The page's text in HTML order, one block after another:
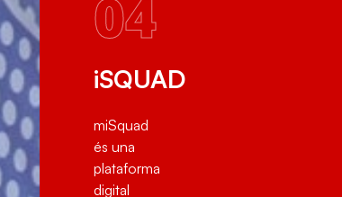
04
iSQUAD
miSquad
és una
plataforma
digital